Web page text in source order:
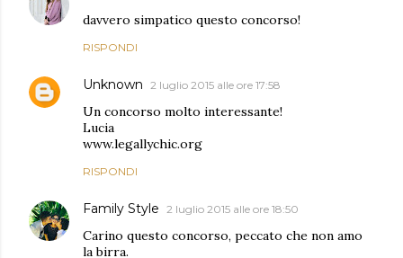
davvero simpatico questo concorso!
RISPONDI
Unknown 2 luglio 2015 alle ore 17:58
Un concorso molto interessante!
Lucia
www.legallychic.org
RISPONDI
Family Style 2 luglio 2015 alle ore 18:50
Carino questo concorso, peccato che non amo
la birra.